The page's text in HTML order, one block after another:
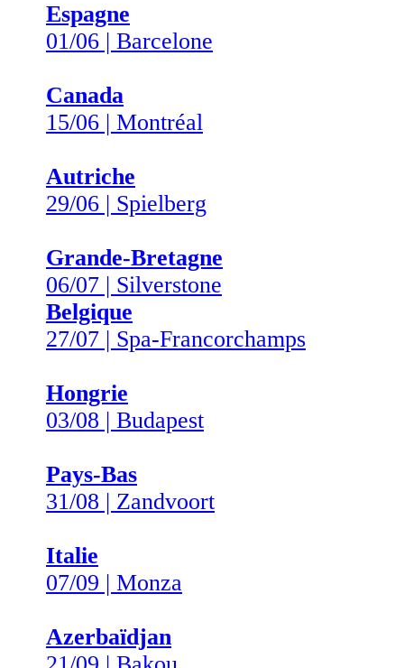
Espagne
01/06 | Barcelone
Canada
15/06 | Montréal
Autriche
29/06 | Spielberg
Grande-Bretagne
06/07 | Silverstone
Belgique
27/07 | Spa-Francorchamps
Hongrie
03/08 | Budapest
Pays-Bas
31/08 | Zandvoort
Italie
07/09 | Monza
Azerbaïdjan